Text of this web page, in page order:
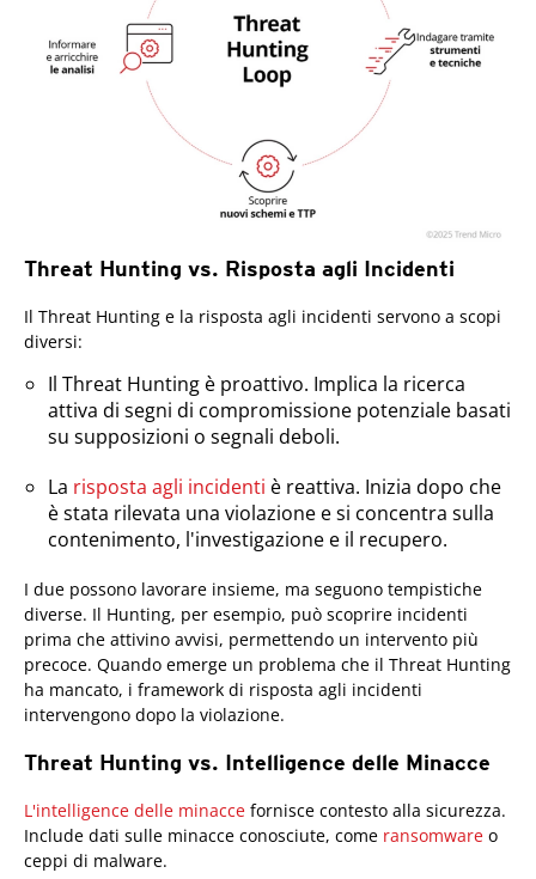
Threat Hunting vs. Risposta agli Incidenti
Il Threat Hunting e la risposta agli incidenti servono a scopi
diversi:
Il Threat Hunting è proattivo. Implica la ricerca
attiva di segni di compromissione potenziale basati
su supposizioni o segnali deboli.
La risposta agli incidenti è reattiva. Inizia dopo che
è stata rilevata una violazione e si concentra sulla
contenimento, l'investigazione e il recupero.
I due possono lavorare insieme, ma seguono tempistiche
diverse. Il Hunting, per esempio, può scoprire incidenti
prima che attivino avvisi, permettendo un intervento più
precoce. Quando emerge un problema che il Threat Hunting
ha mancato, i framework di risposta agli incidenti
intervengono dopo la violazione.
Threat Hunting vs. Intelligence delle Minacce
L'intelligence delle minacce fornisce contesto alla sicurezza.
Include dati sulle minacce conosciute, come ransomware o
ceppi di malware.